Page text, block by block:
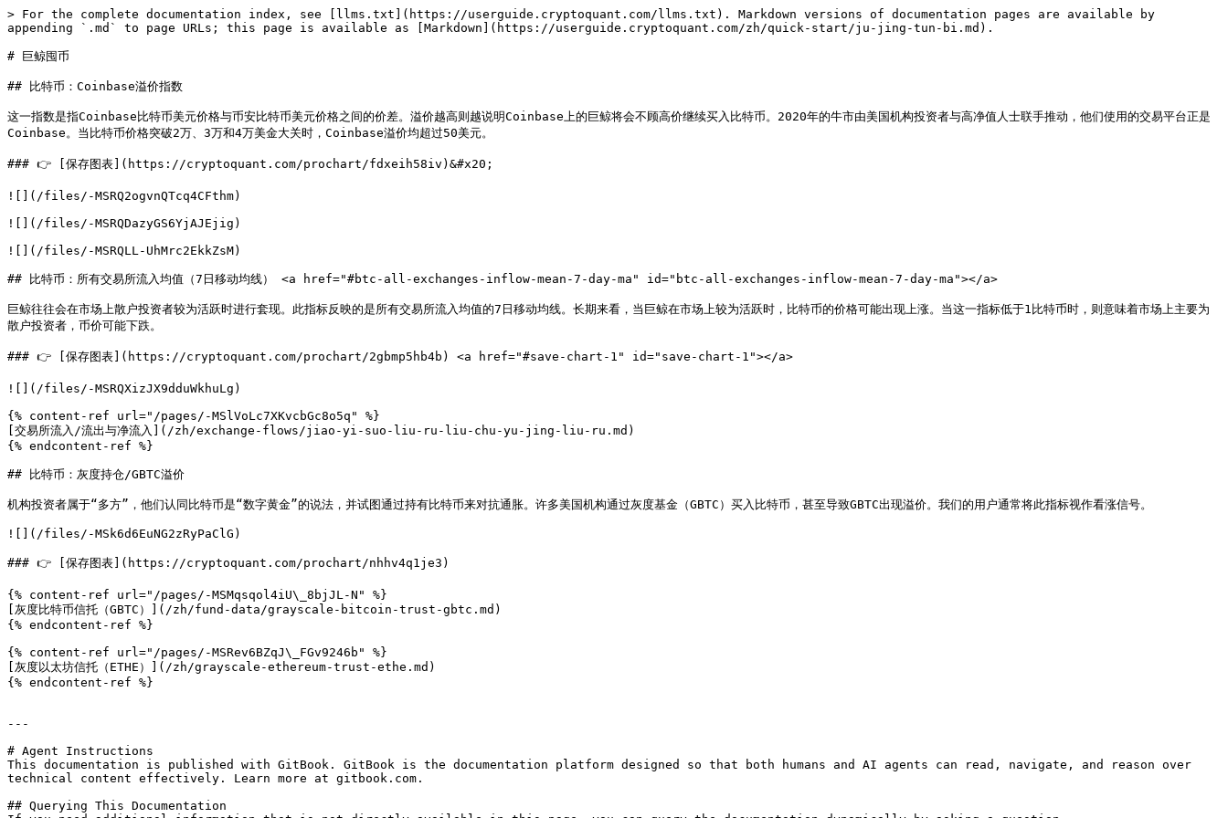
> For the complete documentation index, see [llms.txt](https://userguide.cryptoquant.com/llms.txt). Markdown versions of documentation pages are available by
appending `.md` to page URLs; this page is available as [Markdown](https://userguide.cryptoquant.com/zh/quick-start/ju-jing-tun-bi.md).
# 巨鲸囤币
## 比特币：Coinbase溢价指数
这一指数是指Coinbase比特币美元价格与币安比特币美元价格之间的价差。溢价越高则越说明Coinbase上的巨鲸将会不顾高价继续买入比特币。2020年的牛市由美国机构投资者与高净值人士联手推动，他们使用的交易平台正是
Coinbase。当比特币价格突破2万、3万和4万美金大关时，Coinbase溢价均超过50美元。
### 👉 [保存图表](https://cryptoquant.com/prochart/fdxeih58iv)&#x20;
![](/files/-MSRQ2ogvnQTcq4CFthm)
![](/files/-MSRQDazyGS6YjAJEjig)
![](/files/-MSRQLL-UhMrc2EkkZsM)
## 比特币：所有交易所流入均值（7日移动均线） <a href="#btc-all-exchanges-inflow-mean-7-day-ma" id="btc-all-exchanges-inflow-mean-7-day-ma"></a>
巨鲸往往会在市场上散户投资者较为活跃时进行套现。此指标反映的是所有交易所流入均值的7日移动均线。长期来看，当巨鲸在市场上较为活跃时，比特币的价格可能出现上涨。当这一指标低于1比特币时，则意味着市场上主要为
散户投资者，币价可能下跌。
### 👉 [保存图表](https://cryptoquant.com/prochart/2gbmp5hb4b) <a href="#save-chart-1" id="save-chart-1"></a>
![](/files/-MSRQXizJX9dduWkhuLg)
{% content-ref url="/pages/-MSlVoLc7XKvcbGc8o5q" %}
[交易所流入/流出与净流入](/zh/exchange-flows/jiao-yi-suo-liu-ru-liu-chu-yu-jing-liu-ru.md)
{% endcontent-ref %}
## 比特币：灰度持仓/GBTC溢价
机构投资者属于“多方”，他们认同比特币是“数字黄金”的说法，并试图通过持有比特币来对抗通胀。许多美国机构通过灰度基金（GBTC）买入比特币，甚至导致GBTC出现溢价。我们的用户通常将此指标视作看涨信号。
![](/files/-MSk6d6EuNG2zRyPaClG)
### 👉 [保存图表](https://cryptoquant.com/prochart/nhhv4q1je3)
{% content-ref url="/pages/-MSMqsqol4iU\_8bjJL-N" %}
[灰度比特币信托（GBTC）](/zh/fund-data/grayscale-bitcoin-trust-gbtc.md)
{% endcontent-ref %}
{% content-ref url="/pages/-MSRev6BZqJ\_FGv9246b" %}
[灰度以太坊信托（ETHE）](/zh/grayscale-ethereum-trust-ethe.md)
{% endcontent-ref %}
---
# Agent Instructions
This documentation is published with GitBook. GitBook is the documentation platform designed so that both humans and AI agents can read, navigate, and reason over
technical content effectively. Learn more at gitbook.com.
## Querying This Documentation